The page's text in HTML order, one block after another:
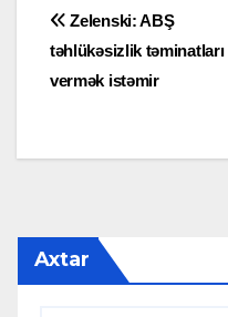
Yazı
naviqasiyası
Zelenski: ABŞ
təhlükəsizlik təminatları
vermək istəmir
Axtar